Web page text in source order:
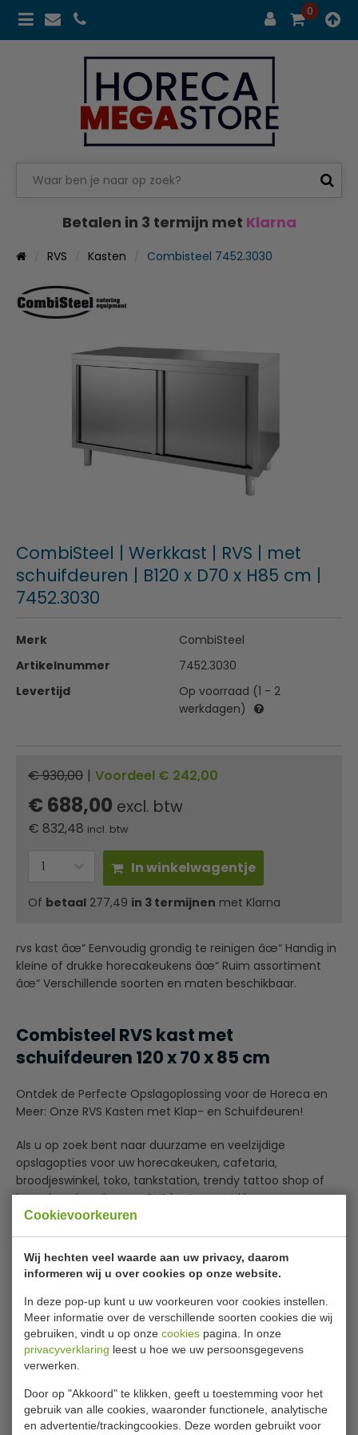
Cookievoorkeuren
Wij hechten veel waarde aan uw privacy, daarom
informeren wij u over cookies op onze website.
In deze pop-up kunt u uw voorkeuren voor cookies instellen.
Meer informatie over de verschillende soorten cookies die wij
gebruiken, vindt u op onze cookies pagina. In onze
privacyverklaring leest u hoe we uw persoonsgegevens
verwerken.
Door op "Akkoord" te klikken, geeft u toestemming voor het
gebruik van alle cookies, waaronder functionele, analytische
en advertentie/trackingcookies. Deze worden gebruikt voor
0
Betalen in 3 termijn met Klarna
RVS Kasten Combisteel 7452.3030
CombiSteel | Werkkast | RVS | met
schuifdeuren | B120 x D70 x H85 cm |
7452.3030
Merk
CombiSteel
Artikelnummer
7452.3030
Levertijd
Op voorraad (1 - 2
werkdagen)
€ 930,00 | Voordeel € 242,00
€ 688,00 excl. btw
€ 832,48 incl. btw
In winkelwagentje
Of betaal 277,49 in 3 termijnen met Klarna
rvs kast âœ“ Eenvoudig grondig te reinigen âœ“ Handig in
kleine of drukke horecakeukens âœ“ Ruim assortiment
âœ“ Verschillende soorten en maten beschikbaar.
Combisteel RVS kast met
schuifdeuren 120 x 70 x 85 cm
Ontdek de Perfecte Opslagoplossing voor de Horeca en
Meer: Onze RVS Kasten met Klap- en Schuifdeuren!
Als u op zoek bent naar duurzame en veelzijdige
opslagopties voor uw horecakeuken, cafetaria,
broodjeswinkel, toko, tankstation, trendy tattoo shop of
kapsalon, dan zijn onze RVS kasten met klap- en
schuifdeuren de perfecte keuze. Deze kasten bieden niet
alleen optimale opslagruimte, maar ook stijl en
functionaliteit in één.
Wat maakt onze RVS Kasten met Klap- en Schuifdeuren
zo uniek?
Diverse Configuraties: Onze kasten zijn verkrijgbaar
met zowel klapdeuren als schuifdeuren, zodat u
kunt kiezen welke stijl het beste past bij uw ruimte
en voorkeuren. Of u nu snel toegang wilt tot uw
voorraad of liever een strakke uitstraling heeft, wij
hebben de oplossing voor u.
Breedte- en Diepteopties: Onze RVS kasten zijn
Bijlages
Specificaties
Artikel
B x D x H
120 x 70 x 85/87 cm
Materiaal
RVS 430